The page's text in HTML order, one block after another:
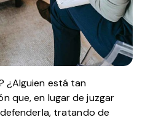
¿Alguien está tan
que, en lugar de juzgar
tratando de